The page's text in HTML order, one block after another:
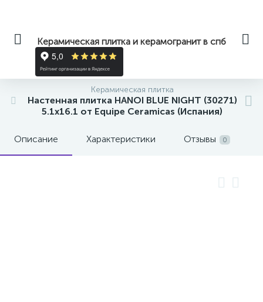
Керамическая плитка и керамогранит в спб
Керамическая плитка
Настенная плитка HANOI BLUE NIGHT (30271)
5.1x16.1 от Equipe Ceramicas (Испания)
Описание Характеристики Отзывы 0